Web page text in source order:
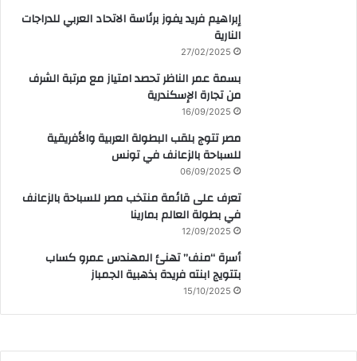
إبراهيم فريد يفوز برئاسة الاتحاد العربي للدراجات
النارية
27/02/2025
بسمة عمر الناظر تحصد امتياز مع مرتبة الشرف
من تجارة الإسكندرية
16/09/2025
مصر تتوج بلقب البطولة العربية والأفريقية
للسباحة بالزعانف في تونس
06/09/2025
تعرف على قائمة منتخب مصر للسباحة بالزعانف
في بطولة العالم بمارينا
12/09/2025
أسرة “منف” تهنئ المهندس عمرو كساب
بتتويج ابنته فريدة بذهبية الجمباز
15/10/2025